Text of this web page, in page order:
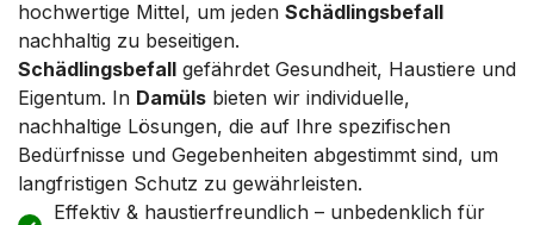
hochwertige Mittel, um jeden Schädlingsbefall
nachhaltig zu beseitigen.
Schädlingsbefall gefährdet Gesundheit, Haustiere und
Eigentum. In Damüls bieten wir individuelle,
nachhaltige Lösungen, die auf Ihre spezifischen
Bedürfnisse und Gegebenheiten abgestimmt sind, um
langfristigen Schutz zu gewährleisten.
Effektiv & haustierfreundlich – unbedenklich für